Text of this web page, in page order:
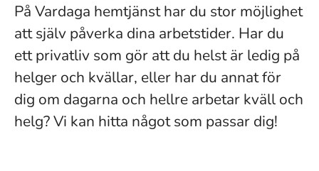
På Vardaga hemtjänst har du stor möjlighet
att själv påverka dina arbetstider. Har du
ett privatliv som gör att du helst är ledig på
helger och kvällar, eller har du annat för
dig om dagarna och hellre arbetar kväll och
helg? Vi kan hitta något som passar dig!